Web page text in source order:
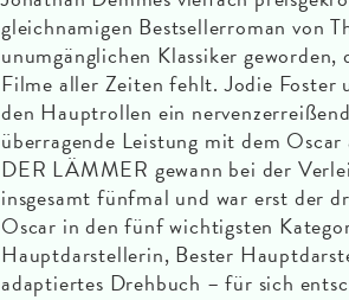
gleichnamigen Bestsellerroman von
unumgänglichen Klassiker
Filme aller Zeiten fehlt. Jodie
den Hauptrollen ein
überragende Leistung mit dem
DER LÄMMER gewann bei der
insgesamt fünfmal und war erst der
Oscar in den fünf wichtigsten
Hauptdarstellerin, Bester
adaptiertes Drehbuch – für sich